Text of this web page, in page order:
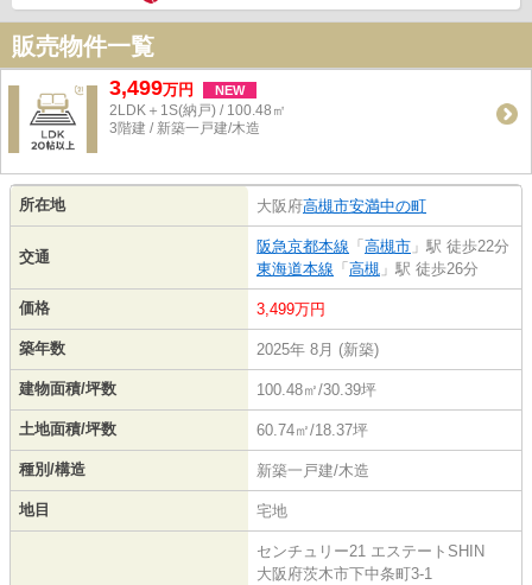
販売物件一覧
3,499万円 NEW
2LDK＋1S(納戸) / 100.48㎡
3階建 / 新築一戸建/木造
所在地 大阪府高槻市安満中の町
交通
阪急京都本線 「 高槻市 」駅 徒歩22分
東海道本線 「 高槻 」駅 徒歩26分
価格 3,499万円
築年数 2025年 8月 (新築)
建物面積/坪数 100.48㎡/30.39坪
土地面積/坪数 60.74㎡/18.37坪
種別/構造 新築一戸建/木造
地目 宅地
センチュリー21 エステートSHIN
大阪府茨木市下中条町3-1